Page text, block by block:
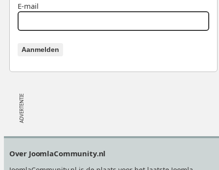
E-mail
Aanmelden
Over JoomlaCommunity.nl